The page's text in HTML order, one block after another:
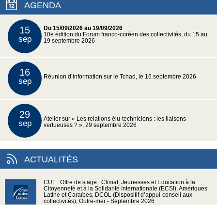
AGENDA
15
sep
Du 15/09/2026 au 19/09/2026
10e édition du Forum franco-coréen des collectivités, du 15 au
19 septembre 2026
16
sep Réunion d’information sur le Tchad, le 16 septembre 2026
29
sep
Atelier sur « Les relations élu-techniciens : les liaisons
vertueuses ? », 29 septembre 2026
ACTUALITÉS
CUF : Offre de stage : Climat, Jeunesses et Education à la
Citoyenneté et à la Solidarité Internationale (ECSI), Amériques
Latine et Caraïbes, DCOL (Dispositif d’appui-conseil aux
collectivités), Outre-mer - Septembre 2026